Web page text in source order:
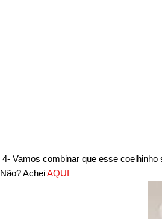
4- Vamos combinar que esse
Não? AcheiAQUI